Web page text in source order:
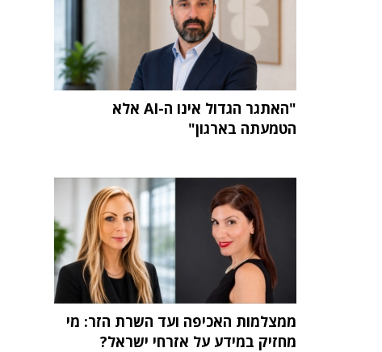
"האתגר הגדול אינו ה-AI אלא
הטמעתה בארגון"
ממצלמות האכיפה ועד השרת הזר: מי
מחזיק במידע על אזרחי ישראל?